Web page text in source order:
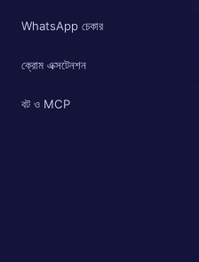
WhatsApp চেকার
ক্রোম এক্সটেনশন
বট ও MCP